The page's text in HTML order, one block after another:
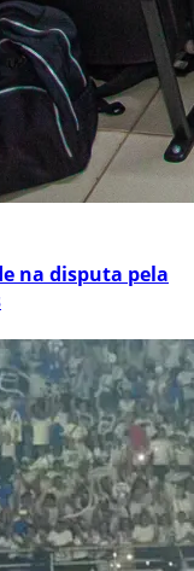
na disputa pela